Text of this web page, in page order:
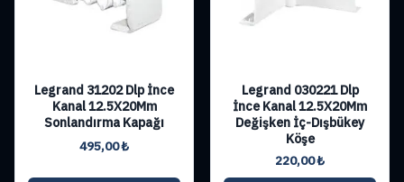
Legrand 31202 Dlp İnce
Kanal 12.5X20Mm
Sonlandırma Kapağı
495,00₺
Legrand 030221 Dlp
İnce Kanal 12.5X20Mm
Değişken İç-Dışbükey
Köşe
220,00₺